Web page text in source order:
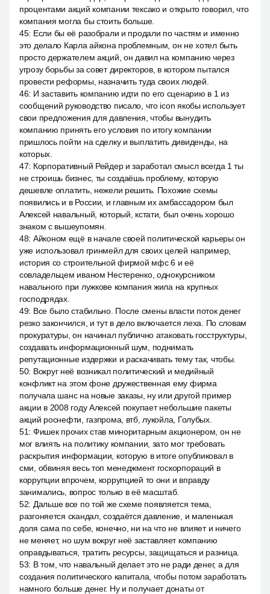
процентами акций компании тексако и открыто говорил, что
компания могла бы стоить больше.
45: Если бы её разобрали и продали по частям и именно
это делало Карла айкона проблемным, он не хотел быть
просто держателем акций, он давил на компанию через
угрозу борьбы за совет директоров, в котором пытался
провести реформы, назначить туда своих людей.
46: И заставить компанию идти по его сценарию в 1 из
сообщений руководство писало, что icon якобы использует
свои предложения для давления, чтобы вынудить
компанию принять его условия по итогу компании
пришлось пойти на сделку и выплатить дивиденды, на
которых.
47: Корпоративный Рейдер и заработал смысл всегда 1 ты
не строишь бизнес, ты создаёшь проблему, которую
дешевле оплатить, нежели решить. Похожие схемы
появились и в России, и главным их амбассадором был
Алексей навальный, который, кстати, был очень хорошо
знаком с вышеупомян.
48: Айконом ещё в начале своей политической карьеры он
уже использовал гринмейл для своих целей например,
история со строительной фирмой мфс 6 и её
совладельцем иваном Нестеренко, однокурсником
навального при лужкове компания жила на крупных
господрядах.
49: Все было стабильно. После смены власти поток денег
резко закончился, и тут в дело включается леха. По словам
прокуратуры, он начинал публично атаковать госструктуры,
создавать информационный шум, поднимать
репутационные издержки и раскачивать тему так, чтобы.
50: Вокруг неё возникал политический и медийный
конфликт на этом фоне дружественная ему фирма
получала шанс на новые заказы, ну или другой пример
акции в 2008 году Алексей покупает небольшие пакеты
акций роснефти, газпрома, втб, лукойла, Голубых.
51: Фишек прочих став миноритарным акционером, он не
мог влиять на политику компании, зато мог требовать
раскрытия информации, которую в итоге опубликовал в
сми, обвиняя весь топ менеджмент госкорпораций в
коррупции впрочем, коррупцией то они и вправду
занимались, вопрос только в её масштаб.
52: Дальше все по той же схеме появляется тема,
разгоняется скандал, создаётся давление, и маленькая
доля сама по себе, конечно, ни на что не влияет и ничего
не меняет, но шум вокруг неё заставляет компанию
оправдываться, тратить ресурсы, защищаться и разница.
53: В том, что навальный делает это не ради денег, а для
создания политического капитала, чтобы потом заработать
намного больше денег. Ну и получает донаты от